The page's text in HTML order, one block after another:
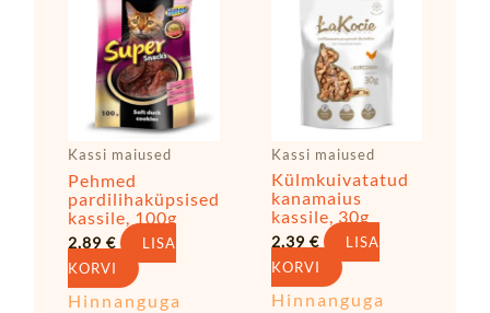
Kassi maiused
Pehmed
pardilihaküpsised
kassile, 100g
2,89 €
LISA
KORVI
Hinnanguga
Kassi maiused
Külmkuivatatud
kanamaius
kassile, 30g
2,39 €
LISA
KORVI
Hinnanguga